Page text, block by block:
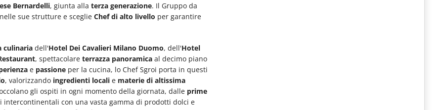
Bernardelli, giunta alla terza generazione. Il Gruppo da
nelle sue strutture e sceglie Chef di alto livello per garantire
culinaria dell'Hotel Dei Cavalieri Milano Duomo, dell'Hotel
, spettacolare terrazza panoramica al decimo piano
e passione per la cucina, lo Chef Sgroi porta in questi
, valorizzando ingredienti locali e materie di altissima
gli ospiti in ogni momento della giornata, dalle prime
con una vasta gamma di prodotti dolci e